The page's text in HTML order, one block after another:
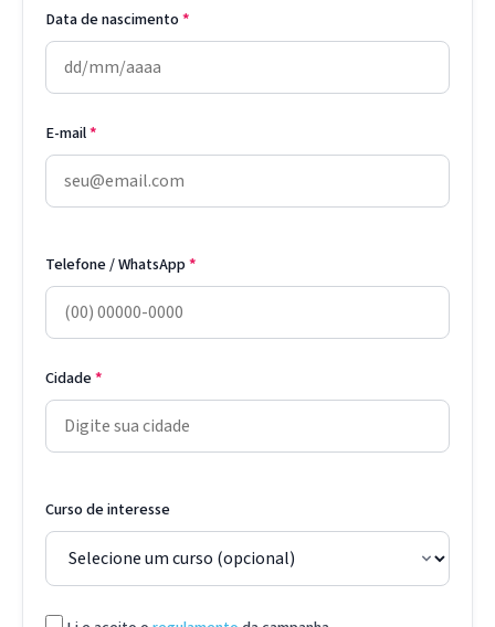
Data de nascimento*
E-mail*
Telefone / WhatsApp*
Cidade*
Curso de interesse